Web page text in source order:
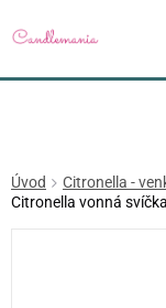
Úvod
Citronella -
Citronella vonná